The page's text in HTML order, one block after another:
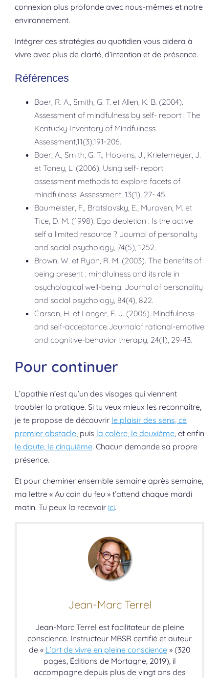
connexion plus profonde avec nous-mêmes et notre
environnement.
Intégrer ces stratégies au quotidien vous aidera à
vivre avec plus de clarté, d’intention et de présence.
Références
Baer, R. A., Smith, G. T. et Allen, K. B. (2004).
Assessment of mindfulness by self- report : The
Kentucky Inventory of Mindfulness
Assessment,11(3),191-206.
Baer, A., Smith, G. T., Hopkins, J., Krietemeyer, J.
et Toney, L. (2006). Using self- report
assessment methods to explore facets of
mindfulness. Assessment, 13(1), 27- 45.
Baumeister, F., Bratslavsky, E., Muraven, M. et
Tice, D. M. (1998). Ego depletion : Is the active
self a limited resource ? Journal of personality
and social psychology, 74(5), 1252.
Brown, W. et Ryan, R. M. (2003). The benefits of
being present : mindfulness and its role in
psychological well-being. Journal of personality
and social psychology, 84(4), 822.
Carson, H. et Langer, E. J. (2006). Mindfulness
and self-acceptance.Journalof rational-emotive
and cognitive-behavior therapy, 24(1), 29-43.
Pour continuer
L’apathie n’est qu’un des visages qui viennent
troubler la pratique. Si tu veux mieux les reconnaître,
je te propose de découvrir le plaisir des sens, ce
premier obstacle, puis la colère, le deuxième, et enfin
le doute, le cinquième. Chacun demande sa propre
présence.
Et pour cheminer ensemble semaine après semaine,
ma lettre « Au coin du feu » t’attend chaque mardi
matin. Tu peux la recevoir ici.
Jean-Marc Terrel
Jean-Marc Terrel est facilitateur de pleine
conscience. Instructeur MBSR certifié et auteur
de « L’art de vivre en pleine conscience» (320
pages, Éditions de Mortagne, 2019), il
accompagne depuis plus de vingt ans des